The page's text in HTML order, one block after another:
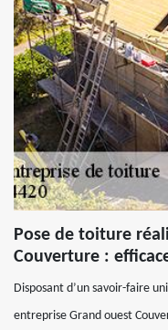
Pose de toiture
Couverture :
Disposant d’un savoir-faire
entreprise Grand ouest